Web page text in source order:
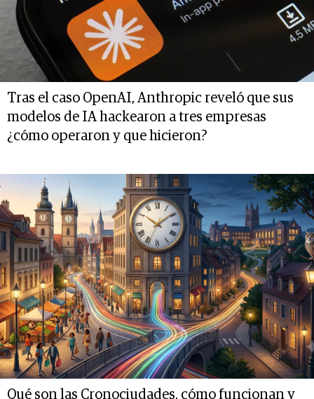
Tras el caso OpenAI, Anthropic reveló que sus
modelos de IA hackearon a tres empresas
¿cómo operaron y que hicieron?
Qué son las Cronociudades, cómo funcionan y